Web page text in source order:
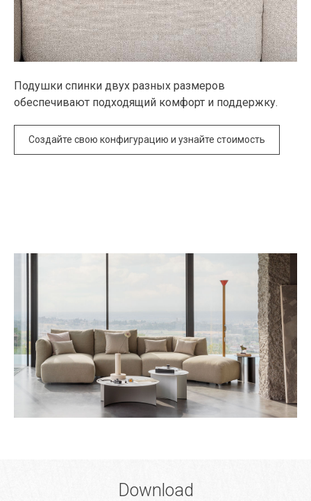
Подушки спинки двух разных размеров
обеспечивают подходящий комфорт и поддержку.
Создайте свою конфигурацию и узнайте стоимость
Download